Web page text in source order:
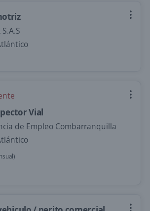
Vial
de Empleo Combarranquilla